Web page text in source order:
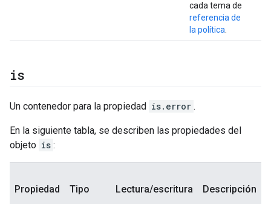
cada tema de
referencia de
la política
is
Un contenedor para la propiedad is.error .
En la siguiente tabla, se describen las propiedades del
objeto is :
Propiedad Tipo Lectura/escritura Descripción